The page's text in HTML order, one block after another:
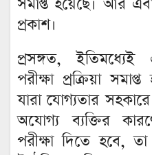
সমাপ্ত হয়েছে। আর
প্রকাশ।
প্রসঙ্গত,
পরীক্ষা প্রক্রিয়া
যারা যোগ্যতার
অযোগ্য ব্যক্তির
পরীক্ষা দিতে হবে, তা